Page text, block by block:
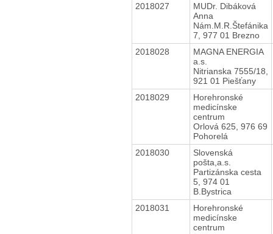
2018027
MUDr. Dibáková
Anna
Nám.M.R.Štefánika
7, 977 01 Brezno
2018028
MAGNA ENERGIA
a.s.
Nitrianska 7555/18,
921 01 Piešťany
2018029
Horehronské
medicínske
centrum
Orlová 625, 976 69
Pohorelá
2018030
Slovenská
pošta,a.s.
Partizánska cesta
5, 974 01
B.Bystrica
2018031
Horehronské
medicínske
centrum